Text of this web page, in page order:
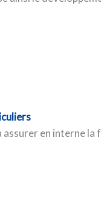
en interne